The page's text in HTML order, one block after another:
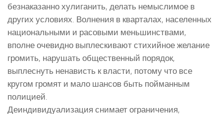
безнаказанно хулиганить, делать немыслимое в
других условиях. Волнения в кварталах, населенных
национальными и расовыми меньшинствами,
вполне очевидно выплескивают стихийное желание
громить, нарушать общественный порядок,
выплеснуть ненависть к власти, потому что все
кругом громят и мало шансов быть пойманным
полицией.
Деиндивидуализация снимает ограничения,